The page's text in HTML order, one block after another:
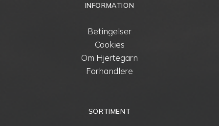
INFORMATION
Betingelser
Cookies
Om Hjertegarn
Forhandlere
SORTIMENT